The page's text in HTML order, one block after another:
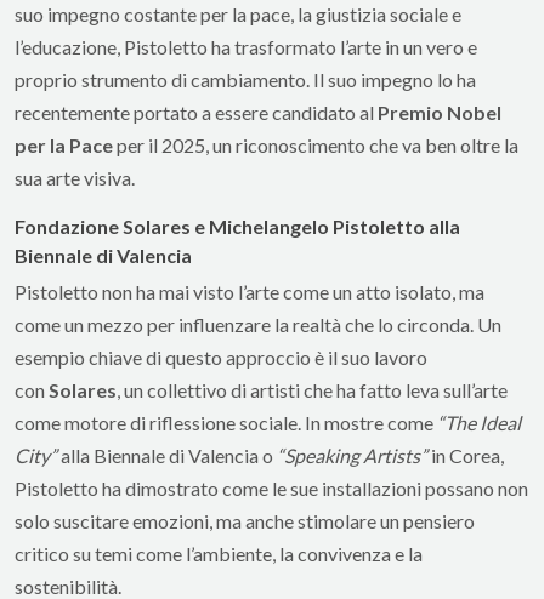
suo impegno costante per la pace, la giustizia sociale e
l’educazione, Pistoletto ha trasformato l’arte in un vero e
proprio strumento di cambiamento. Il suo impegno lo ha
recentemente portato a essere candidato al Premio Nobel
per la Paceper il 2025, un riconoscimento che va ben oltre la
sua arte visiva.
Fondazione Solares e Michelangelo Pistoletto alla
Biennale di Valencia
Pistoletto non ha mai visto l’arte come un atto isolato, ma
come un mezzo per influenzare la realtà che lo circonda. Un
esempio chiave di questo approccio è il suo lavoro
con Solares, un collettivo di artisti che ha fatto leva sull’arte
come motore di riflessione sociale. In mostre come “The Ideal
City”alla Biennale di Valencia o “Speaking Artists”in Corea,
Pistoletto ha dimostrato come le sue installazioni possano non
solo suscitare emozioni, ma anche stimolare un pensiero
critico su temi come l’ambiente, la convivenza e la
sostenibilità.